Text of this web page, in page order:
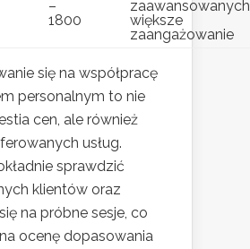
–
1800
większe
zaangażowanie
się na współpracę
personalnym to nie
cen, ale również
usług.
sprawdzić
klientów oraz
na próbne sesje, co
ocenę dopasowania